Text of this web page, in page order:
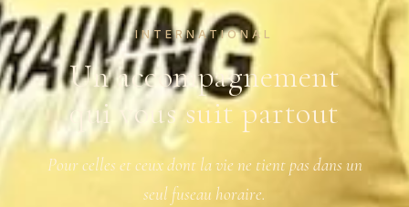
INTERNATIONAL
Un accompagnement
qui vous suit partout
Pour celles et ceux dont la vie ne tient pas dans un
seul fuseau horaire.